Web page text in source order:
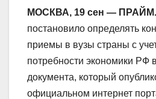
МОСКВА, 19 сен — ПРАЙМ.
постановило определять
приемы в вузы страны с
потребности экономики РФ
документа, который
официальном интернет